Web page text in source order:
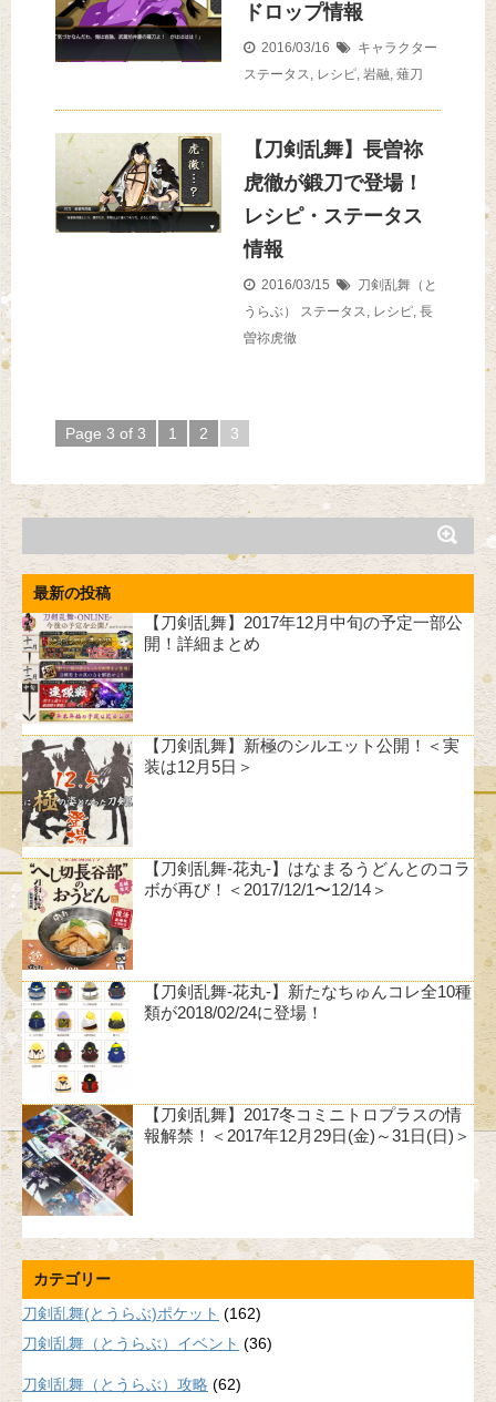
ドロップ情報
2016/03/16
キャラクター
ステータス, レシピ, 岩融, 薙刀
【刀剣乱舞】長曽祢
虎徹が鍛刀で登場！
レシピ・ステータス
情報
2016/03/15
刀剣乱舞（と
うらぶ）
ステータス, レシピ, 長
曽祢虎徹
Page 3 of 3 1 2 3
最新の投稿
【刀剣乱舞】2017年12月中旬の予定一部公
開！詳細まとめ
【刀剣乱舞】新極のシルエット公開！＜実
装は12月5日＞
【刀剣乱舞-花丸-】はなまるうどんとのコラ
ボが再び！＜2017/12/1〜12/14＞
【刀剣乱舞-花丸-】新たなちゅんコレ全10種
類が2018/02/24に登場！
【刀剣乱舞】2017冬コミニトロプラスの情
報解禁！＜2017年12月29日(金)～31日(日)＞
カテゴリー
刀剣乱舞(とうらぶ)ポケット (162)
刀剣乱舞（とうらぶ）イベント (36)
刀剣乱舞（とうらぶ）攻略 (62)